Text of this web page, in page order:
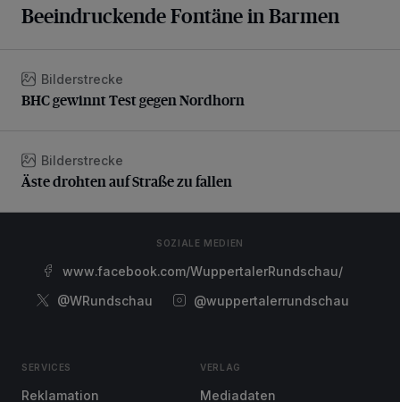
Beeindruckende Fontäne in Barmen
BHC gewinnt Test gegen Nordhorn
Bilderstrecke
BHC gewinnt Test gegen Nordhorn
Äste drohten auf Straße zu fallen
Bilderstrecke
Äste drohten auf Straße zu fallen
SOZIALE MEDIEN
www.facebook.com/WuppertalerRundschau/
@WRundschau
@wuppertalerrundschau
SERVICES
Reklamation
VERLAG
Mediadaten